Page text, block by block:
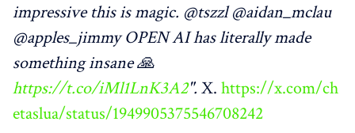
impressive this is magic. @tszzl @aidan_mclau
@apples_jimmy OPEN AI has literally made
something insane 🙏
https://t.co/iMl1LnK3A2". X. https://x.com/ch
etaslua/status/1949905375546708242